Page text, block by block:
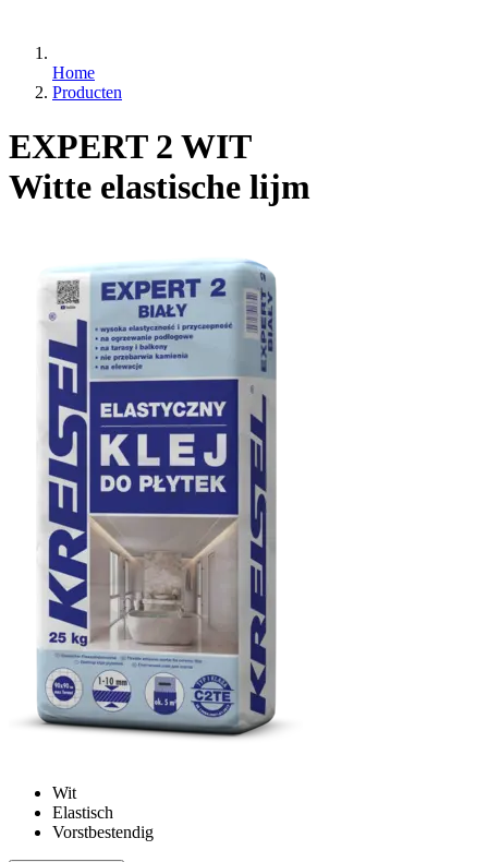
Home
Producten
EXPERT 2 WIT
Witte elastische lijm
Wit
Elastisch
Vorstbestendig